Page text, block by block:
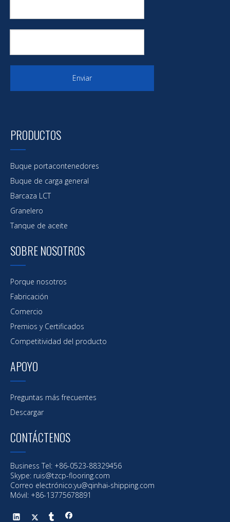
Enviar
PRODUCTOS
Buque portacontenedores
Buque de carga general
Barcaza LCT
Granelero
Tanque de aceite
SOBRE NOSOTROS
Porque nosotros
Fabricación
Comercio
Premios y Certificados
Competitividad del producto
APOYO
Preguntas más frecuentes
Descargar
CONTÁCTENOS
Business Tel: +86-0523-88329456
Skype: ruis@tzcp-flooring.com
Correo electrónico:yu@qinhai-shipping.com
Móvil: +86-13775678891